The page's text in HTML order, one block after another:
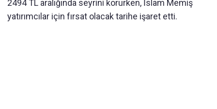
2494 TL aralığında seyrini korurken, İslam Memiş
yatırımcılar için fırsat olacak tarihe işaret etti.